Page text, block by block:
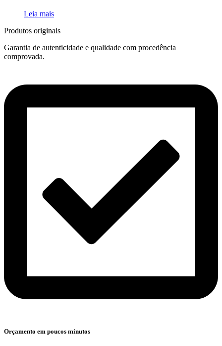
Leia mais
Produtos originais
Garantia de autenticidade e qualidade com procedência
comprovada.
Orçamento em poucos minutos